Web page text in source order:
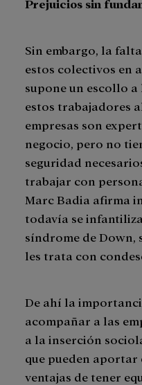
Prejuicios sin
Sin embargo, la
estos colectivos en
supone un escollo
estos trabajadores
empresas son
negocio, pero no
seguridad
trabajar con
Marc Badia afirma
todavía se
síndrome de Down,
les trata con
De ahí la
acompañar a las
a la inserción
que pueden aportar
ventajas de tener